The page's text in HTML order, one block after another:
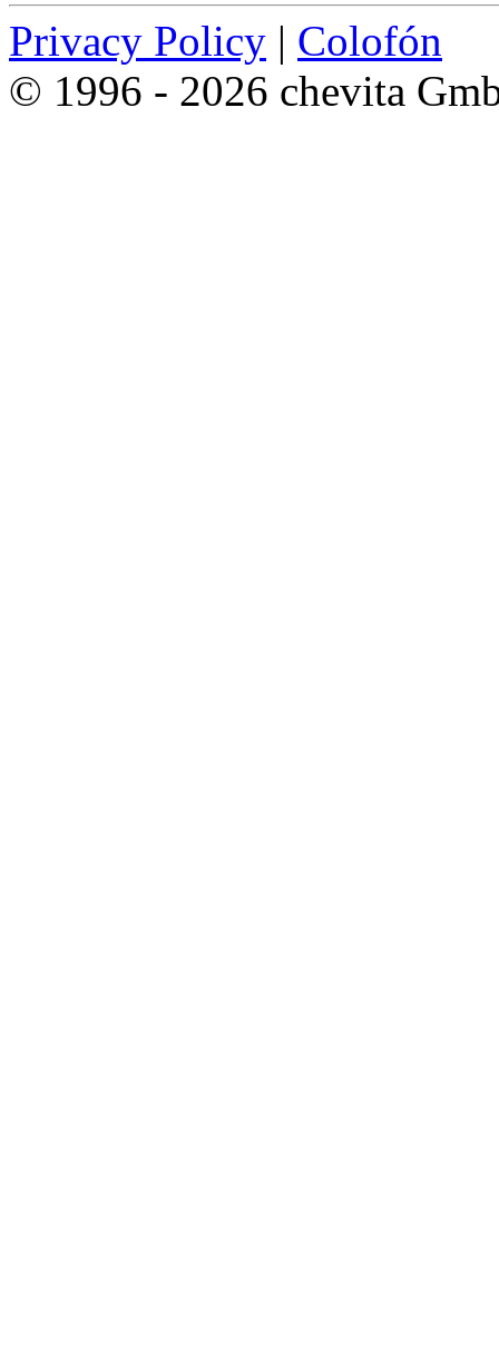
Privacy Policy | Colofón
© 1996 - 2026 chevita